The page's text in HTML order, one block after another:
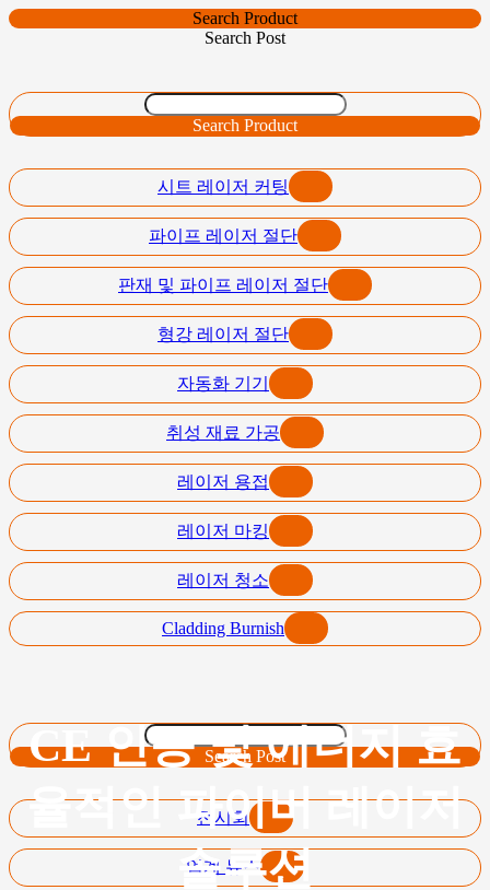
Search Product
Search Post
Search Product
시트 레이저 커팅
파이프 레이저 절단
판재 및 파이프 레이저 절단
형강 레이저 절단
자동화 기기
취성 재료 가공
레이저 용접
레이저 마킹
레이저 청소
Cladding Burnish
Search Post
전시회
업계 뉴스
CE 인증 및 에너지 효
율적인 파이버 레이저
솔루션